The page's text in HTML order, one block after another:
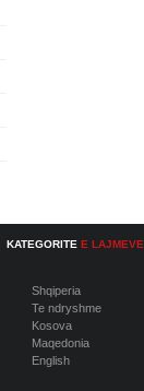
KATEGORITE E LAJMEVE
Shqiperia
Te ndryshme
Kosova
Maqedonia
English